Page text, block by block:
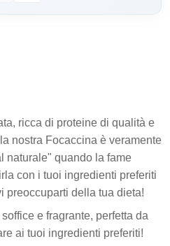
ricca di proteine di qualità e
nostra Focaccina è veramente
naturale" quando la fame
con i tuoi ingredienti preferiti
preoccuparti della tua dieta!
e fragrante, perfetta da
ai tuoi ingredienti preferiti!